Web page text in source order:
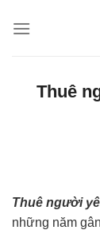
Thuê
Thuê người
những năm